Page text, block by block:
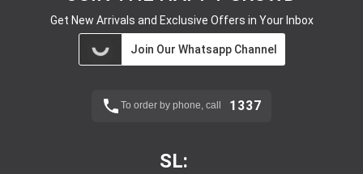
Get New Arrivals and Exclusive Offers in Your Inbox
Join Our Whatsapp Channel
To order by phone, call 1337
SL: